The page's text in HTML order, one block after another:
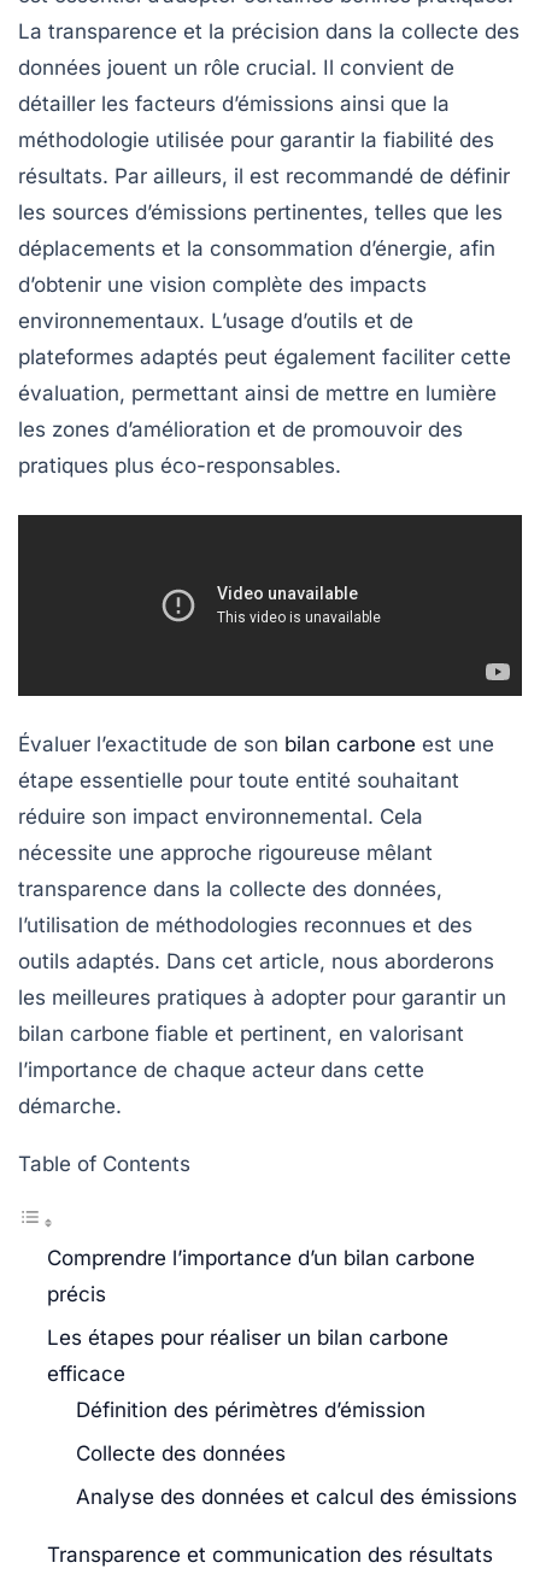
La transparence et la précision dans la collecte des
données jouent un rôle crucial. Il convient de
détailler les facteurs d’émissions ainsi que la
méthodologie utilisée pour garantir la fiabilité des
résultats. Par ailleurs, il est recommandé de définir
les sources d’émissions pertinentes, telles que les
déplacements et la consommation d’énergie, afin
d’obtenir une vision complète des impacts
environnementaux. L’usage d’outils et de
plateformes adaptés peut également faciliter cette
évaluation, permettant ainsi de mettre en lumière
les zones d’amélioration et de promouvoir des
pratiques plus éco-responsables.
Évaluer l’exactitude de son bilan carbone est une
étape essentielle pour toute entité souhaitant
réduire son impact environnemental. Cela
nécessite une approche rigoureuse mêlant
transparence dans la collecte des données,
l’utilisation de méthodologies reconnues et des
outils adaptés. Dans cet article, nous aborderons
les meilleures pratiques à adopter pour garantir un
bilan carbone fiable et pertinent, en valorisant
l’importance de chaque acteur dans cette
démarche.
Table of Contents
Comprendre l’importance d’un bilan carbone
précis
Les étapes pour réaliser un bilan carbone
efficace
Définition des périmètres d’émission
Collecte des données
Analyse des données et calcul des émissions
Transparence et communication des résultats